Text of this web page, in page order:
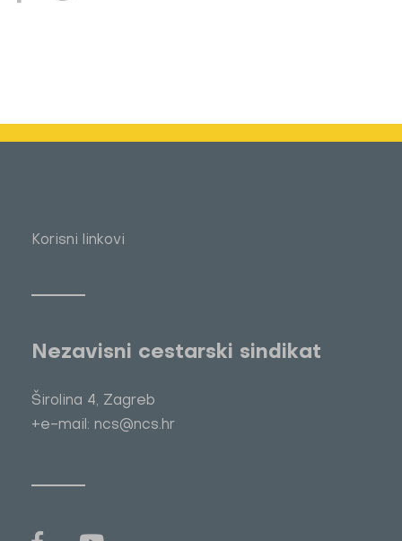
Korisni linkovi
Nezavisni cestarski sindikat
Širolina 4, Zagreb
+e-mail: ncs@ncs.hr